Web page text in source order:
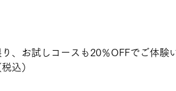
、お試しコースも20％OFFでご体験
税込）